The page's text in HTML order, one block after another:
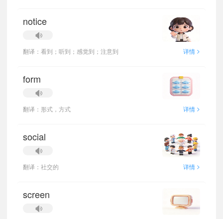
notice
翻译：看到；听到；感觉到；注意到 详情 >
form
翻译：形式，方式 详情 >
social
翻译：社交的 详情 >
screen